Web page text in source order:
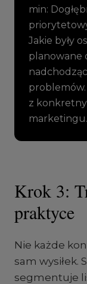
min:
Jakie były
planowane
z
marketingu.
Krok 3:
praktyce
Nie każde
sam wysiłek.
segmentuje